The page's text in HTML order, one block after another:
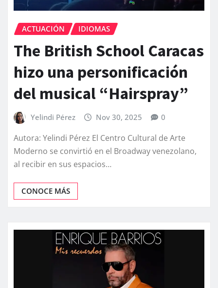
ACTUACIÓN IDIOMAS
The British School Caracas
hizo una personificación
del musical “Hairspray”
Yelindi Pérez Nov 30, 2025 0
Autora: Yelindi Pérez El Centro Cultural de Arte
Moderno se convirtió en el Broadway venezolano,
al recibir en sus espacios…
CONOCE MÁS